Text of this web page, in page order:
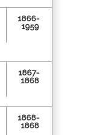
1866-
1959
1867-
1868
1868-
1868